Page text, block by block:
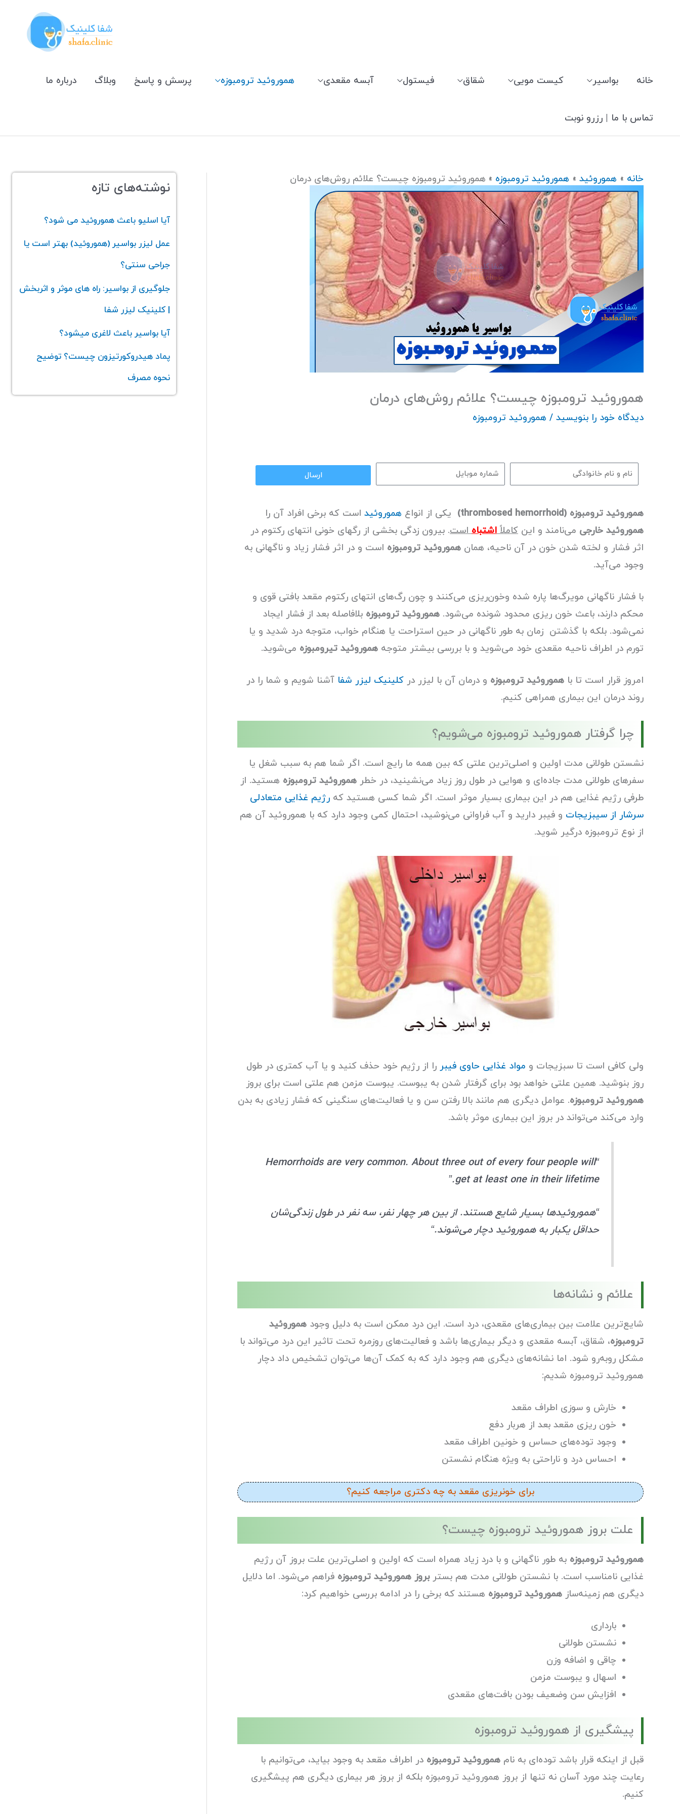
خانه بواسیر کیست مویی شقاق فیستول آبسه مقعدی هموروئید ترومبوزه پرسش و پاسخ وبلاگ درباره ما
تماس با ما | رزرو نوبت
خانه هموروئید هموروئید ترومبوزه هموروئید ترومبوزه چیست؟ علائم روش‌های درمان
هموروئید ترومبوزه چیست؟ علائم روش‌های درمان
دیدگاه‌ خود را بنویسید / هموروئید ترومبوزه
ارسال
هموروئید ترومبوزه (thrombosed hemorrhoid) یکی از انواع هموروئید است که برخی افراد آن را
هموروئید خارجی می‌نامند و این کاملاًاشتباهاست. بیرون زدگی بخشی از رگهای خونی انتهای رکتوم در
اثر فشار و لخته شدن خون در آن ناحیه، همان هموروئید ترومبوزه است و در اثر فشار زیاد و ناگهانی به
وجود می‌آید.
با فشار ناگهانی مویرگ‌ها پاره شده وخون‌ریزی می‌کنند و چون رگ‌های انتهای رکتوم مقعد بافتی قوی و
محکم دارند، باعث خون ریزی محدود شونده می‌شود. هموروئید ترومبوزه بلافاصله بعد از فشار ایجاد
نمی‌شود. بلکه با گذشتن زمان به طور ناگهانی در حین استراحت یا هنگام خواب، متوجه درد شدید و یا
تورم در اطراف ناحیه مقعدی خود می‌شوید و با بررسی بیشتر متوجه هموروئید تیرومبوزه می‌شوید.
امروز قرار است تا با هموروئید ترومبوزه و درمان آن با لیزر در کلینیک لیزر شفا آشنا شویم و شما را در
روند درمان این بیماری همراهی کنیم.
چرا گرفتار هموروئید ترومبوزه می‌شویم؟
نشستن طولانی مدت اولین و اصلی‌ترین علتی که بین همه ما رایج است. اگر شما هم به سبب شغل یا
سفرهای طولانی مدت جاده‌ای و هوایی در طول روز زیاد می‌نشینید، در خطر هموروئید ترومبوزه هستید. از
طرفی رژیم غذایی هم در این بیماری بسیار موثر است. اگر شما کسی هستید که رژیم غذایی متعادلی
سرشار از سیبزیجات و فیبر دارید و آب فراوانی می‌نوشید، احتمال کمی وجود دارد که با هموروئید آن هم
از نوع ترومبوزه درگیر شوید.
ولی کافی است تا سبزیجات و مواد غذایی حاوی فیبر را از رژیم خود حذف کنید و یا آب کمتری در طول
روز بنوشید. همین علتی خواهد بود برای گرفتار شدن به یبوست. یبوست مزمن هم علتی است برای بروز
هموروئید ترومبوزه. عوامل دیگری هم مانند بالا رفتن سن و یا فعالیت‌های سنگینی که فشار زیادی به بدن
وارد می‌کند می‌تواند در بروز این بیماری موثر باشد.
“Hemorrhoids are very common. About three out of every four people will
get at least one in their lifetime.”
“هموروئیدها بسیار شایع هستند. از بین هر چهار نفر، سه نفر در طول زندگی‌شان
حداقل یکبار به هموروئید دچار می‌شوند.“
علائم و نشانه‌ها
شایع‌ترین علامت بین بیماری‌های مقعدی، درد است. این درد ممکن است به دلیل وجود هموروئید
ترومبوزه
، شقاق، آبسه مقعدی و دیگر بیماری‎‌ها باشد و فعالیت‌های روزمره تحت تاثیر این درد می‌تواند با
مشکل روبه‌رو شود. اما نشانه‌های دیگری هم وجود دارد که به کمک آن‌ها می‌توان تشخیص داد دچار
هموروئید ترومبوزه شدیم:
خارش و سوزی اطراف مقعد
خون ریزی مقعد بعد از هربار دفع
وجود توده‌های حساس و خونین اطراف مقعد
احساس درد و ناراحتی به ویژه هنگام نشستن
برای خونریزی مقعد به چه دکتری مراجعه کنیم؟
علت بروز هموروئید ترومبوزه چیست؟
هموروئید ترومبوزه به طور ناگهانی و با درد زیاد همراه است که اولین و اصلی‌ترین علت بروز آن رژیم
غذایی نامناسب است. با نشستن طولانی مدت هم بستربروز هموروئید ترومبوزه فراهم می‌شود. اما دلایل
دیگری هم زمینه‌ساز هموروئید ترومبوزه هستند که برخی را در ادامه بررسی خواهیم کرد:
بارداری
نشستن طولانی
چاقی و اضافه وزن
اسهال و یبوست مزمن
افزایش سن وضعیف بودن بافت‌های مقعدی
پیشگیری از هموروئید ترومبوزه
قبل از اینکه قرار باشد توده‌ای به نام هموروئید ترومبوزه در اطراف مقعد به وجود بیاید، می‌توانیم با
رعایت چند مورد آسان نه تنها از بروز هموروئید ترومبوزه بلکه از بروز هر بیماری دیگری هم پیشگیری
کنیم.
نوشته‌های تازه
آیا اسلیو باعث هموروئید می‌ شود؟
عمل لیزر بواسیر (هموروئید) بهتر است یا
جراحی سنتی؟
جلوگیری از بواسیر: راه های موثر و اثربخش
| کلینیک لیزر شفا
آیا بواسیر باعث لاغری میشود؟
پماد هیدروکورتیزون چیست؟ توضیح
نحوه مصرف